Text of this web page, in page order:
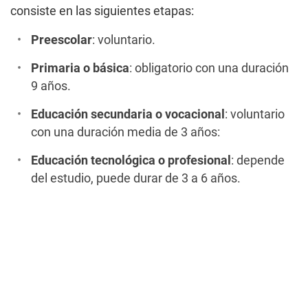
consiste en las siguientes etapas:
Preescolar: voluntario.
Primaria o básica: obligatorio con una duración
9 años.
Educación secundaria o vocacional : voluntario
con una duración media de 3 años:
Educación tecnológica o profesional : depende
del estudio, puede durar de 3 a 6 años.